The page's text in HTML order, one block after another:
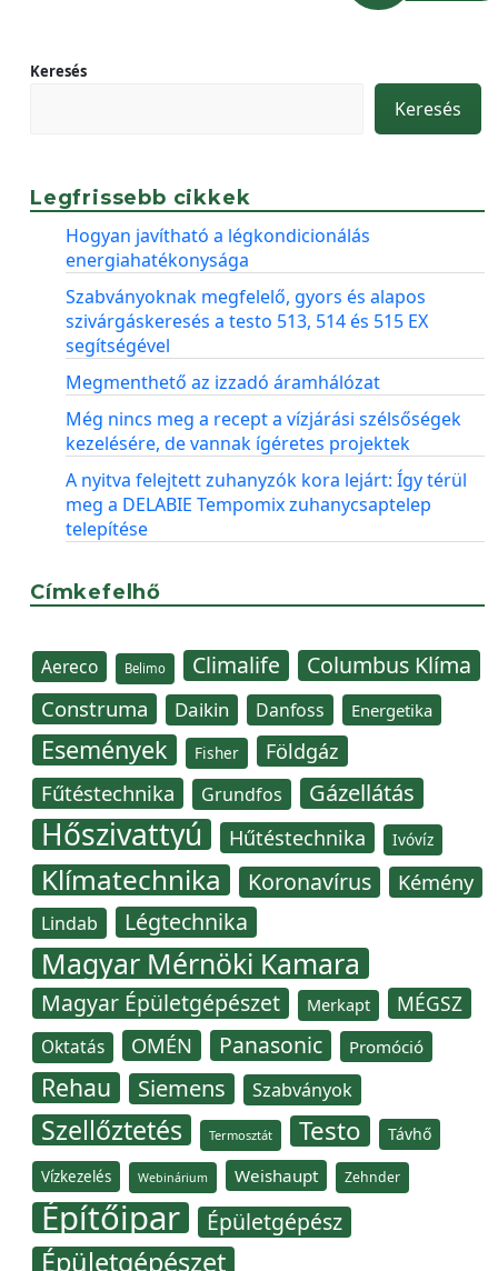
Keresés
Keresés
Legfrissebb cikkek
Hogyan javítható a légkondicionálás
energiahatékonysága
Szabványoknak megfelelő, gyors és alapos
szivárgáskeresés a testo 513, 514 és 515 EX
segítségével
Megmenthető az izzadó áramhálózat
Még nincs meg a recept a vízjárási szélsőségek
kezelésére, de vannak ígéretes projektek
A nyitva felejtett zuhanyzók kora lejárt: Így térül
meg a DELABIE Tempomix zuhanycsaptelep
telepítése
Címkefelhő
Aereco Belimo Climalife Columbus Klíma
Construma Daikin Danfoss Energetika
Események Fisher Földgáz
Fűtéstechnika Grundfos Gázellátás
Hőszivattyú Hűtéstechnika Ivóvíz
Klímatechnika Koronavírus Kémény
Lindab Légtechnika
Magyar Mérnöki Kamara
Magyar Épületgépészet Merkapt MÉGSZ
Oktatás OMÉN Panasonic Promóció
Rehau Siemens Szabványok
Szellőztetés Termosztát Testo Távhő
Vízkezelés Webinárium Weishaupt Zehnder
Építőipar Épületgépész
Épületgépészet